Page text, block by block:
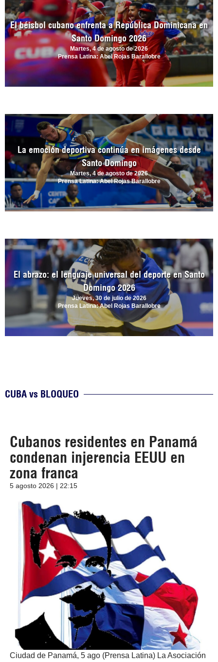
El béisbol cubano enfrenta a República Dominicana en
Santo Domingo 2026
Martes, 4 de agosto de 2026
Prensa Latina: Abel Rojas Barallobre
La emoción deportiva continúa en imágenes desde
Santo Domingo
Martes, 4 de agosto de 2026
Prensa Latina: Abel Rojas Barallobre
El abrazo: el lenguaje universal del deporte en Santo
Domingo 2026
Jueves, 30 de julio de 2026
Prensa Latina: Abel Rojas Barallobre
CUBA vs BLOQUEO
Cubanos residentes en Panamá
condenan injerencia EEUU en
zona franca
5 agosto 2026 | 22:15
Ciudad de Panamá, 5 ago (Prensa Latina) La Asociación